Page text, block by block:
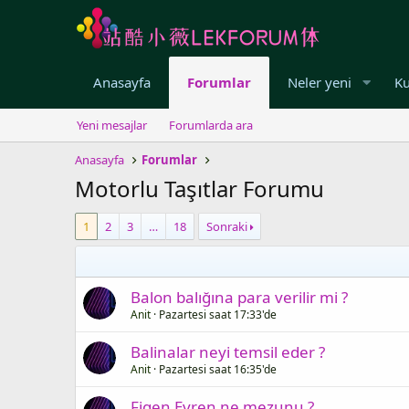
Anasayfa Forumlar Neler yeni
Yeni mesajlar Forumlarda ara
Anasayfa Forumlar
Motorlu Taşıtlar Forumu
1 2 3 … 18 Sonraki
Balon balığına para verilir mi ?
Anit Pazartesi saat 17:33'de
Balinalar neyi temsil eder ?
Anit Pazartesi saat 16:35'de